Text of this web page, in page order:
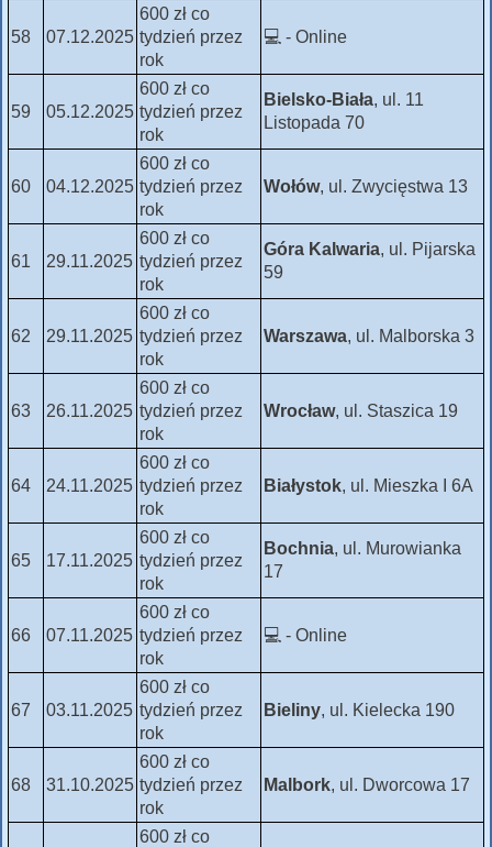
58 07.12.2025
600 zł co
tydzień przez
rok
💻 - Online
59 05.12.2025
600 zł co
tydzień przez
rok
Bielsko-Biała, ul. 11
Listopada 70
60 04.12.2025
600 zł co
tydzień przez
rok
Wołów, ul. Zwycięstwa 13
61 29.11.2025
600 zł co
tydzień przez
rok
Góra Kalwaria, ul. Pijarska
59
62 29.11.2025
600 zł co
tydzień przez
rok
Warszawa, ul. Malborska 3
63 26.11.2025
600 zł co
tydzień przez
rok
Wrocław, ul. Staszica 19
64 24.11.2025
600 zł co
tydzień przez
rok
Białystok, ul. Mieszka I 6A
65 17.11.2025
600 zł co
tydzień przez
rok
Bochnia, ul. Murowianka
17
66 07.11.2025
600 zł co
tydzień przez
rok
💻 - Online
67 03.11.2025
600 zł co
tydzień przez
rok
Bieliny, ul. Kielecka 190
68 31.10.2025
600 zł co
tydzień przez
rok
Malbork, ul. Dworcowa 17
600 zł co